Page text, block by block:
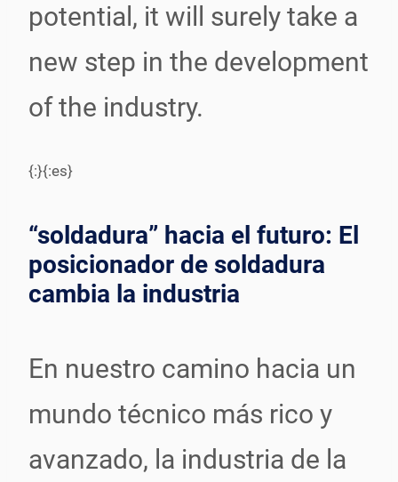
potential, it will surely take a
new step in the development
of the industry.
{:}{:es}
“soldadura” hacia el futuro: El
posicionador de soldadura
cambia la industria
En nuestro camino hacia un
mundo técnico más rico y
avanzado, la industria de la